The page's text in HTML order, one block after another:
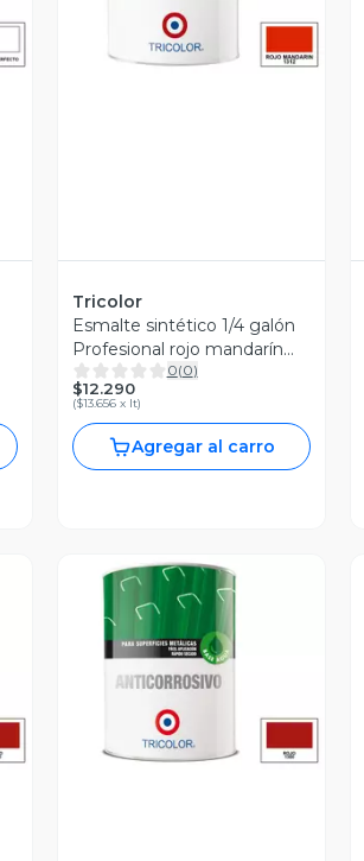
Tricolor
Esmalte sintético 1/4 galón
Profesional rojo mandarín
brillante Tricolor
0(0)
$12.290
($13.656 x lt)
Agregar al carro
Vista Previa